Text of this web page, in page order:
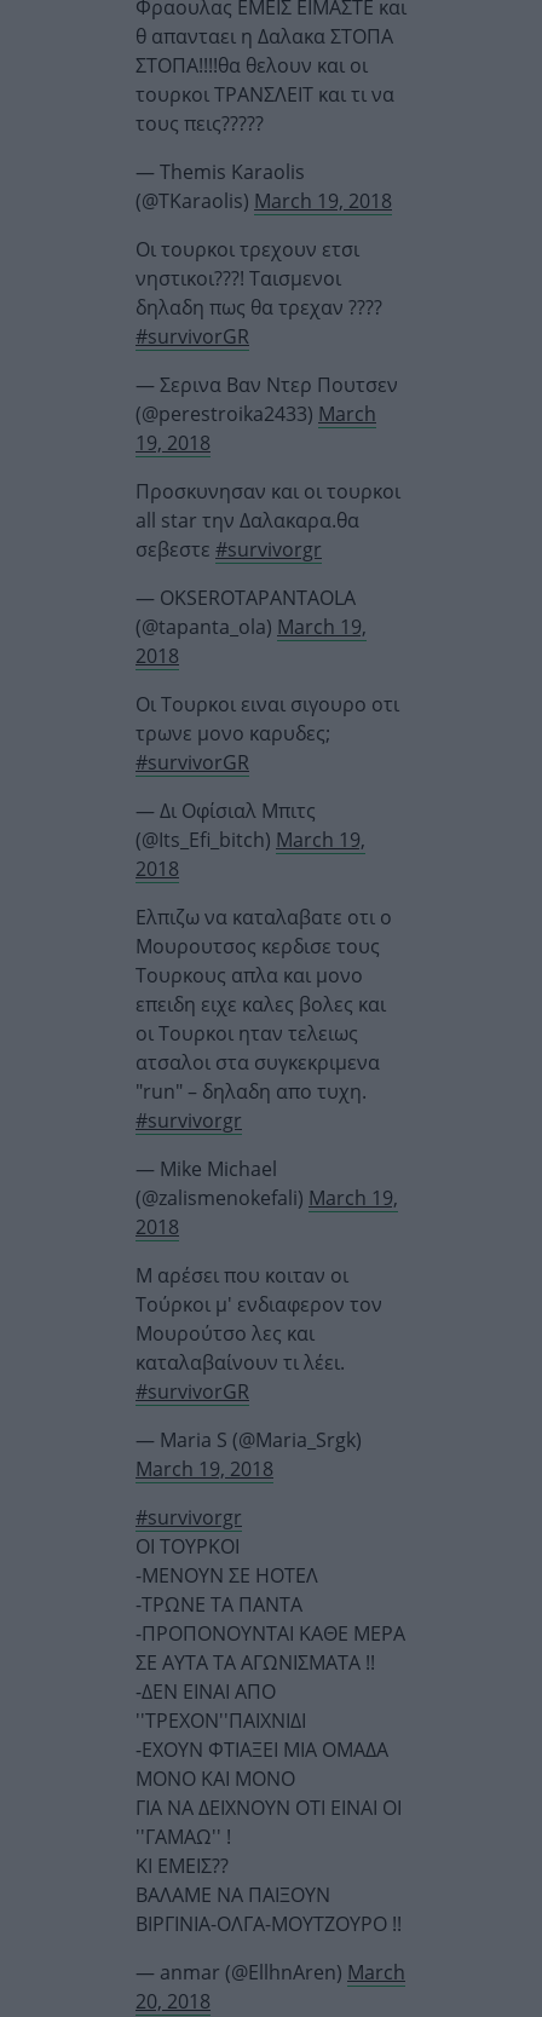
Φραουλας ΕΜΕΙΣ ΕΙΜΑΣΤΕ και
θ απανταει η Δαλακα ΣΤΟΠΑ
ΣΤΟΠΑ!!!!θα θελουν και οι
τουρκοι ΤΡΑΝΣΛΕΙΤ και τι να
τους πεις?????
— Themis Karaolis
(@TKaraolis) March 19, 2018
Οι τουρκοι τρεχουν ετσι
νηστικοι???! Ταισμενοι
δηλαδη πως θα τρεχαν ????
#survivorGR
— Σερινα Βαν Ντερ Πουτσεν
(@perestroika2433) March
19, 2018
Προσκυνησαν και οι τουρκοι
all star την Δαλακαρα.θα
σεβεστε #survivorgr
— OKSEROTAPANTAOLA
(@tapanta_ola) March 19,
2018
Οι Τουρκοι ειναι σιγουρο οτι
τρωνε μονο καρυδες;
#survivorGR
— Δι Οφίσιαλ Μπιτς
(@Its_Efi_bitch) March 19,
2018
Ελπιζω να καταλαβατε οτι ο
Μουρουτσος κερδισε τους
Τουρκους απλα και μονο
επειδη ειχε καλες βολες και
οι Τουρκοι ηταν τελειως
ατσαλοι στα συγκεκριμενα
"run" – δηλαδη απο τυχη.
#survivorgr
— Mike Michael
(@zalismenokefali) March 19,
2018
Μ αρέσει που κοιταν οι
Τούρκοι μ' ενδιαφερον τον
Μουρούτσο λες και
καταλαβαίνουν τι λέει.
#survivorGR
— Maria S (@Maria_Srgk)
March 19, 2018
#survivorgr
ΟΙ ΤΟΥΡΚΟΙ
-ΜΕΝΟΥΝ ΣΕ ΗΟΤΕΛ
-ΤΡΩΝΕ ΤΑ ΠΑΝΤΑ
-ΠΡΟΠΟΝΟΥΝΤΑΙ ΚΑΘΕ ΜΕΡΑ
ΣΕ ΑΥΤΑ ΤΑ ΑΓΩΝΙΣΜΑΤΑ !!
-ΔΕΝ ΕΙΝΑΙ ΑΠΟ
''ΤΡΕΧΟΝ''ΠΑΙΧΝΙΔΙ
-ΕΧΟΥΝ ΦΤΙΑΞΕΙ ΜΙΑ ΟΜΑΔΑ
ΜΟΝΟ ΚΑΙ ΜΟΝΟ
ΓΙΑ ΝΑ ΔΕΙΧΝΟΥΝ ΟΤΙ ΕΙΝΑΙ ΟΙ
''ΓΑΜΑΩ'' !
ΚΙ ΕΜΕΙΣ??
ΒΑΛΑΜΕ ΝΑ ΠΑΙΞΟΥΝ
ΒΙΡΓΙΝΙΑ-ΟΛΓΑ-ΜΟΥΤΖΟΥΡΟ !!
— anmar (@EllhnAren) March
20, 2018